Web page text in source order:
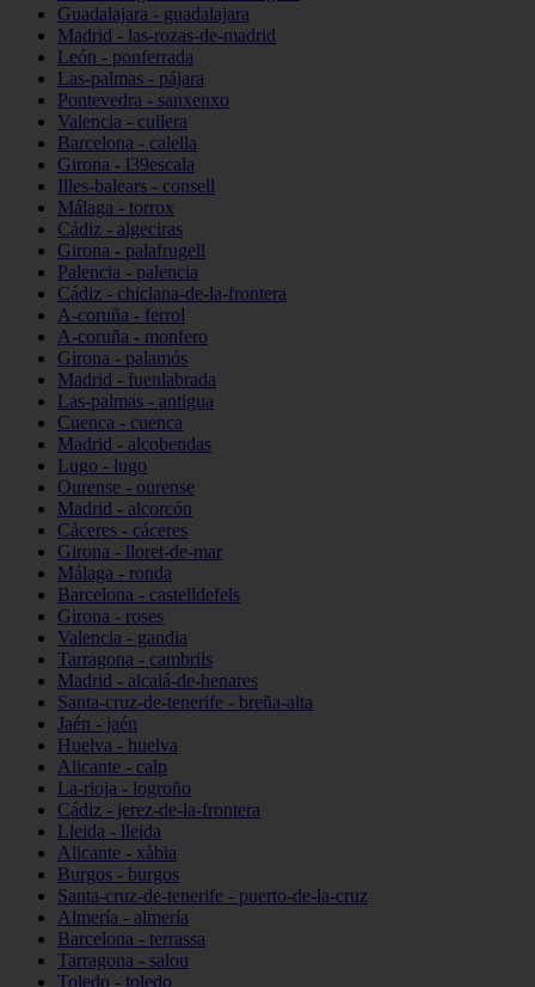
Guadalajara - guadalajara
Madrid - las-rozas-de-madrid
León - ponferrada
Las-palmas - pájara
Pontevedra - sanxenxo
Valencia - cullera
Barcelona - calella
Girona - l39escala
Illes-balears - consell
Málaga - torrox
Cádiz - algeciras
Girona - palafrugell
Palencia - palencia
Cádiz - chiclana-de-la-frontera
A-coruña - ferrol
A-coruña - monfero
Girona - palamós
Madrid - fuenlabrada
Las-palmas - antigua
Cuenca - cuenca
Madrid - alcobendas
Lugo - lugo
Ourense - ourense
Madrid - alcorcón
Cáceres - cáceres
Girona - lloret-de-mar
Málaga - ronda
Barcelona - castelldefels
Girona - roses
Valencia - gandia
Tarragona - cambrils
Madrid - alcalá-de-henares
Santa-cruz-de-tenerife - breña-alta
Jaén - jaén
Huelva - huelva
Alicante - calp
La-rioja - logroño
Cádiz - jerez-de-la-frontera
Lleida - lleida
Alicante - xàbia
Burgos - burgos
Santa-cruz-de-tenerife - puerto-de-la-cruz
Almería - almería
Barcelona - terrassa
Tarragona - salou
Toledo - toledo